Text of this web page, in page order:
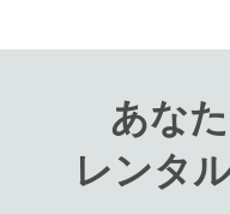
あな
レンタ